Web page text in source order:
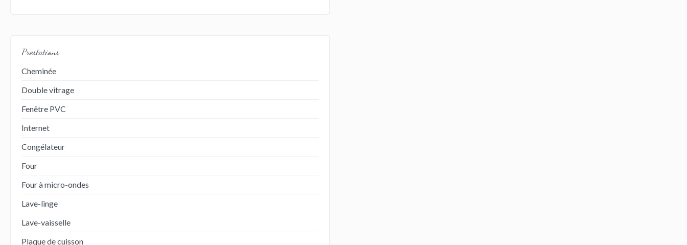
Prestations
Cheminée
Double vitrage
Fenêtre PVC
Internet
Congélateur
Four
Four à micro-ondes
Lave-linge
Lave-vaisselle
Plaque de cuisson